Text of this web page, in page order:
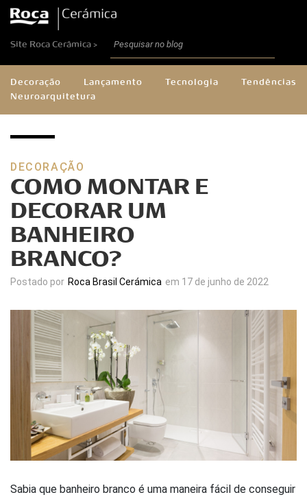
Site Roca Cerâmica >
Decoração Lançamento Tecnologia
Tendências
Neuroarquitetura
DECORAÇÃO
COMO MONTAR E
DECORAR UM
BANHEIRO
BRANCO?
Postado por Roca Brasil Cerámica em 17 de junho de 2022
Sabia que banheiro branco é uma maneira fácil de conseguir